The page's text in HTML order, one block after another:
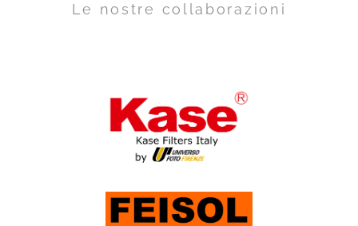
Le nostre collaborazioni